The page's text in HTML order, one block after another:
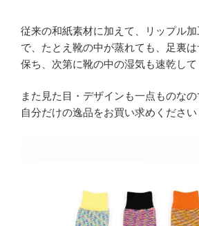
従来の和紙素材に加えて、リップル加
で、たとえ靴の中が蒸れても、足裏
保ち、次第に靴の中の湿気も速乾して
また見た目・デザインも一点ものなの
自分だけの逸品をお買い求めください